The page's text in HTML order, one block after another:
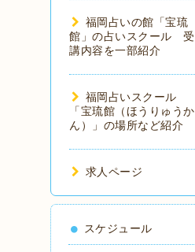
福岡占いの館「宝琉
館」の占いスクール 受
講内容を一部紹介
福岡占いスクール
「宝琉館（ほうりゅうか
ん）」の場所など紹介
求人ページ
スケジュール